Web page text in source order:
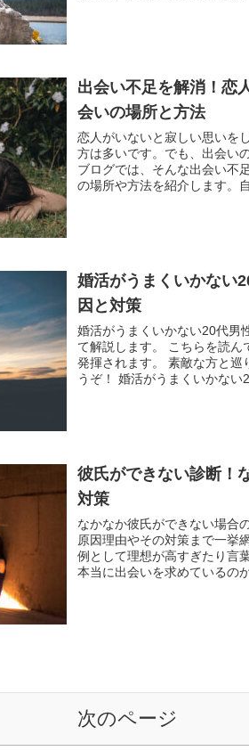
出会い不足を解消！恋
会いの場所と方法
恋人がいないと寂しい思いを
方は多いです。でも、出会い
ブログでは、そんな出会い不
の場所や方法を紹介します。
婚活がうまくいかない
因と対策
婚活がうまくいかない20代男
て解説します。 こちらを読ん
発揮されます。 素敵な方と
うぞ！ 婚活がうまくいかない
彼氏ができない診断！
対策
なかなか彼氏ができない場合
原因理由やその対策まで一挙
例として理想が高すぎたり言
本当に出会いを求めているの
次のページ